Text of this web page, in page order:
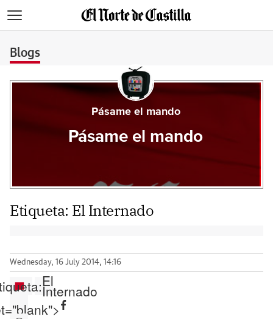
Blogs
Pásame el mando
Pásame el mando
Etiqueta: El Internado
Wednesday, 16 July 2014, 14:16
El
Internado